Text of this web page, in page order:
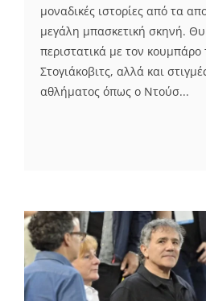
μοναδικές ιστορίες από τα
μεγάλη μπασκετική σκηνή.
περιστατικά με τον κουμπάρο
Στογιάκοβιτς, αλλά και
αθλήματος όπως ο Ντούσ...